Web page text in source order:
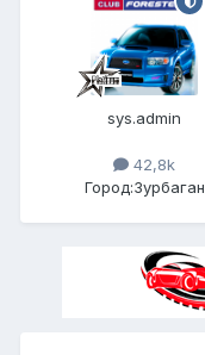
sys.admin
42,8k
Город:Зурбаган